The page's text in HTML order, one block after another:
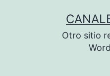
Otro sitio